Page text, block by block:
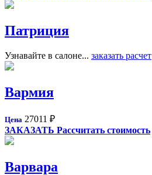
Патриция
Узнавайте в салоне... заказать расчет
Вармия
Цена 27011 ₽
ЗАКАЗАТЬ Рассчитать стоимость
Варвара